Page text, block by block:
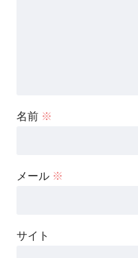
名前 ※
メール ※
サイト